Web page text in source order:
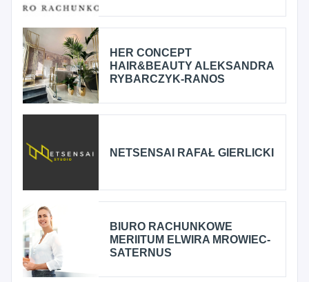
HER CONCEPT
HAIR&BEAUTY ALEKSANDRA
RYBARCZYK-RANOS
NETSENSAI RAFAŁ GIERLICKI
BIURO RACHUNKOWE
MERIITUM ELWIRA MROWIEC-
SATERNUS